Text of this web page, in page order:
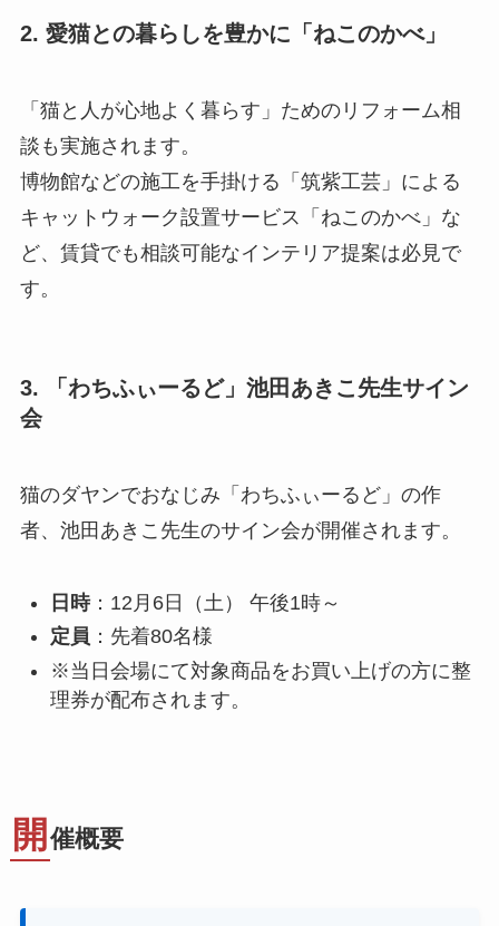
2. 愛猫との暮らしを豊かに「ねこのかべ」
「猫と人が心地よく暮らす」ためのリフォーム相
談も実施されます。
博物館などの施工を手掛ける「筑紫工芸」による
キャットウォーク設置サービス「ねこのかべ」な
ど、賃貸でも相談可能なインテリア提案は必見で
す。
3. 「わちふぃーるど」池田あきこ先生サイン
会
猫のダヤンでおなじみ「わちふぃーるど」の作
者、池田あきこ先生のサイン会が開催されます。
日時：12月6日（土） 午後1時～
定員 ：先着80名様
※当日会場にて対象商品をお買い上げの方に整
理券が配布されます。
開 催概要